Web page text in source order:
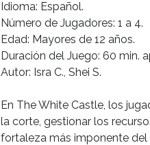
Idioma: Español.
Número de Jugadores: 1 a 4.
Edad: Mayores de 12 años.
Duración del Juego: 60 min.
Autor: Isra C., Shei S.
En The White Castle, los
la corte, gestionar los
fortaleza más imponente del